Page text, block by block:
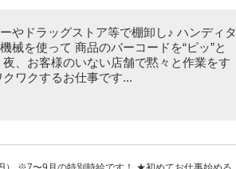
やドラッグストア等で棚卸し♪ ハンディタ
械を使って 商品のバーコードを“ピッ”と
、お客様のいない店舗で黙々と作業をす
ワクするお仕事です...